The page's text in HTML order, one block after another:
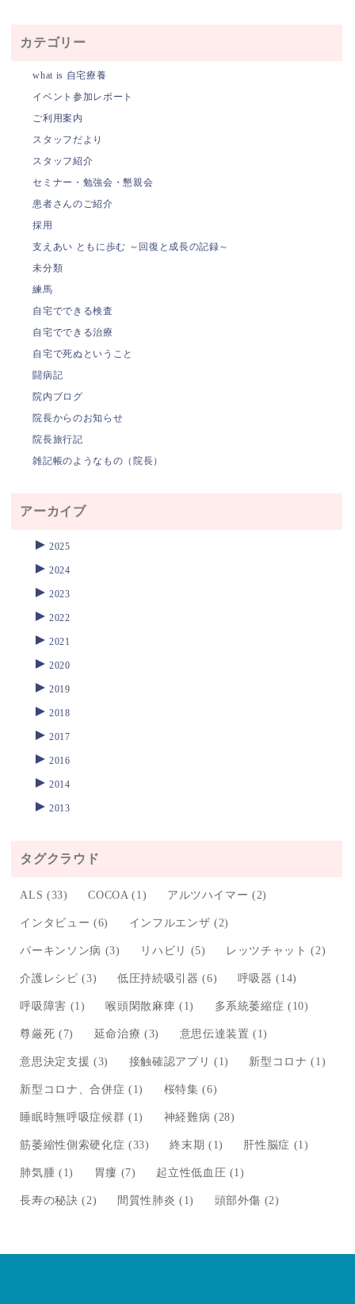
カテゴリー
what is 自宅療養
イベント参加レポート
ご利用案内
スタッフだより
スタッフ紹介
セミナー・勉強会・懇親会
患者さんのご紹介
採用
支えあい ともに歩む ～回復と成長の記録～
未分類
練馬
自宅でできる検査
自宅でできる治療
自宅で死ぬということ
闘病記
院内ブログ
院長からのお知らせ
院長旅行記
雑記帳のようなもの（院長）
アーカイブ
►2025
►2024
►2023
►2022
►2021
►2020
►2019
►2018
►2017
►2016
►2014
►2013
タグクラウド
ALS (33) COCOA(1) アルツハイマー (2)
インタビュー (6) インフルエンザ (2)
パーキンソン病 (3) リハビリ (5) レッツチャット (2)
介護レシピ (3) 低圧持続吸引器 (6) 呼吸器 (14)
呼吸障害 (1) 喉頭閑散麻痺 (1) 多系統萎縮症 (10)
尊厳死 (7) 延命治療 (3) 意思伝達装置 (1)
意思決定支援 (3) 接触確認アプリ (1) 新型コロナ (1)
新型コロナ、合併症 (1) 桜特集 (6)
睡眠時無呼吸症候群 (1) 神経難病 (28)
筋萎縮性側索硬化症 (33) 終末期 (1) 肝性脳症 (1)
肺気腫 (1) 胃瘻 (7) 起立性低血圧 (1)
長寿の秘訣 (2) 間質性肺炎 (1) 頭部外傷 (2)